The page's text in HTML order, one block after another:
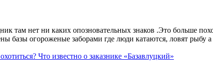
там нет ни каких опозновательных знаков .Это больше
базы огороженые заборами где люди катаются, ловят рыбу
Что известно о заказнике «Базавлуцкий»